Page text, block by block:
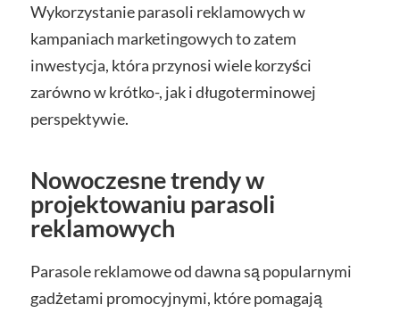
Wykorzystanie parasoli reklamowych w
kampaniach marketingowych to zatem
inwestycja, która przynosi wiele korzyści
zarówno w krótko-, jak i długoterminowej
perspektywie.
Nowoczesne trendy w
projektowaniu parasoli
reklamowych
Parasole reklamowe od dawna są popularnymi
gadżetami promocyjnymi, które pomagają